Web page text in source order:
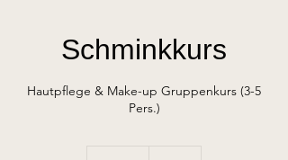
Schminkkurs
Hautpflege & Make-up Gruppenkurs (3-5
Pers.)